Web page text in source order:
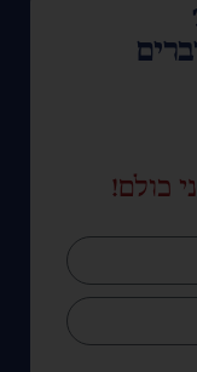
כולם!